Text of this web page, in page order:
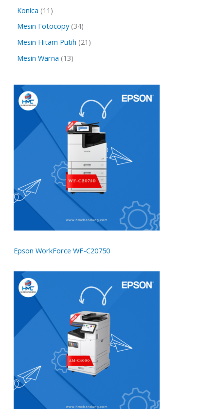
Konica 11
Mesin Fotocopy 34
Mesin Hitam Putih 21
Mesin Warna 13
Epson WorkForce WF-C20750